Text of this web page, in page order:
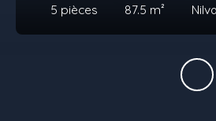
5 pièces 87.5 m²